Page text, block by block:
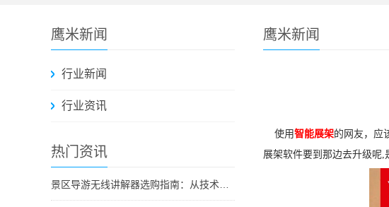
鹰米新闻
行业新闻
行业资讯
热门资讯
鹰米新闻
使用智能展架的网友，应
展架软件要到那边去升级呢,